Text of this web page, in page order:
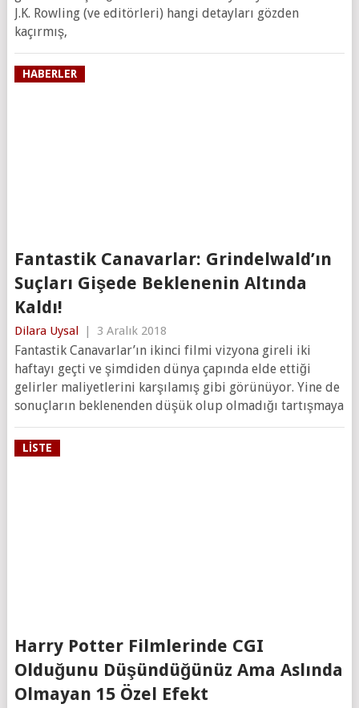
J.K. Rowling (ve editörleri) hangi detayları gözden
kaçırmış,
HABERLER
Fantastik Canavarlar: Grindelwald’ın
Suçları Gişede Beklenenin Altında
Kaldı!
Dilara Uysal 3 Aralık 2018
Fantastik Canavarlar’ın ikinci filmi vizyona gireli iki
haftayı geçti ve şimdiden dünya çapında elde ettiği
gelirler maliyetlerini karşılamış gibi görünüyor. Yine de
sonuçların beklenenden düşük olup olmadığı tartışmaya
LISTE
Harry Potter Filmlerinde CGI
Olduğunu Düşündüğünüz Ama Aslında
Olmayan 15 Özel Efekt